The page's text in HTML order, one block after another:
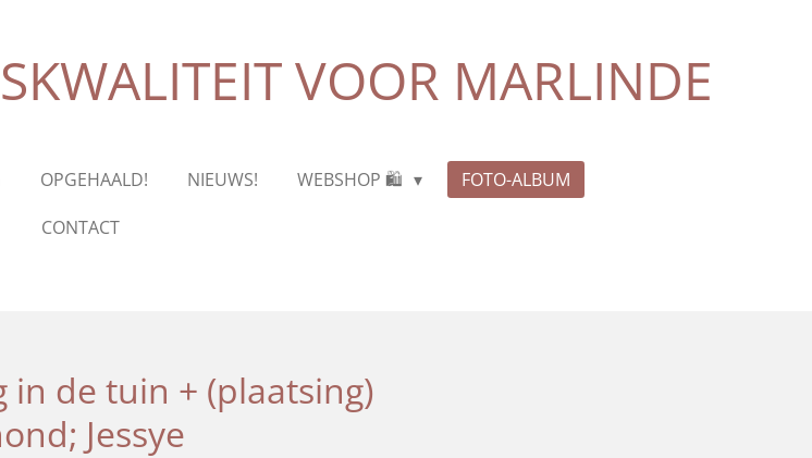
VOOR MARLINDE
OPGEHAALD! NIEUWS! WEBSHOP 🛍️
FOTO-ALBUM
CONTACT
de tuin + (plaatsing)
Jessye